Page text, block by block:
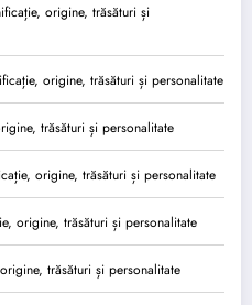
origine, trăsături și
origine, trăsături și personalitate
trăsături și personalitate
origine, trăsături și personalitate
origine, trăsături și personalitate
trăsături și personalitate